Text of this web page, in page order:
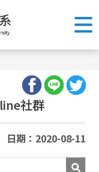
line社群
日期：2020-08-11